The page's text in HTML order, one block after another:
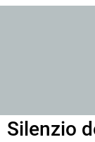
Silenzio